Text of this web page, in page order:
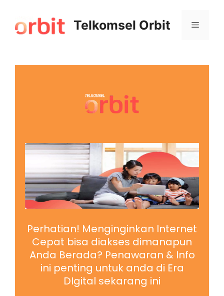
Telkomsel Orbit
Perhatian! Menginginkan Internet
Cepat bisa diakses dimanapun
Anda Berada? Penawaran & Info
ini penting untuk anda di Era
DIgital sekarang ini